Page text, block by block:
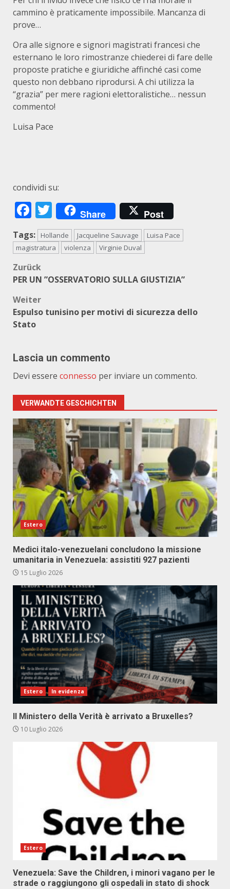
cammino è praticamente impossibile. Mancanza di
prove…
Ora alle signore e signori magistrati francesi che
esternano le loro rimostranze chiederei di fare delle
proposte pratiche e giuridiche affinché casi come
questo non debbano riprodursi. A chi utilizza la
“grazia” per mere ragioni elettoralistiche… nessun
commento!
Luisa Pace
condividi su:
Facebook
Twitter
Share Post
Tags: Hollande Jacqueline Sauvage
Luisa Pace
magistratura
violenza Virginie Duval
Beitragsnavigation
Zurück
PER UN ”OSSERVATORIO SULLA GIUSTIZIA”
Weiter
Espulso tunisino per motivi di sicurezza dello
Stato
Lascia un commento
Devi essere connesso per inviare un commento.
VERWANDTE GESCHICHTEN
Estero
Medici italo-venezuelani concludono la missione
umanitaria in Venezuela: assistiti 927 pazienti
15 Luglio 2026
Estero In evidenza
Il Ministero della Verità è arrivato a Bruxelles?
10 Luglio 2026
Estero
Venezuela: Save the Children, i minori vagano per le
strade o raggiungono gli ospedali in stato di shock